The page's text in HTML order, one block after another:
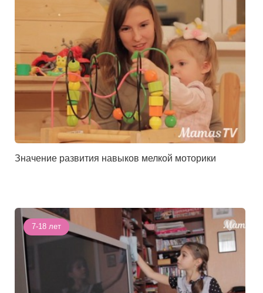
Значение развития навыков мелкой моторики
7-18 лет